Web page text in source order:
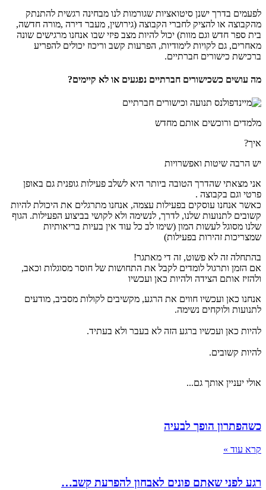
לפעמים בדרך ישנן סיטואציות שגורמות לנו מבחינה רגשית להתנתק
מהקבוצה או להציק לחברי הקבוצה (גירושין, מעבר דירה ,מורה חדשה,
בית ספר חדש וגם מוות) יכול להיות מצב פיזי שבו אנחנו מרגישים שונה
מאחרים, גם לקויות לימודיות, הפרעות קשב וריכוז יכולים להפריע
ברכישת כישורים חברתיים.
מה עושים כשכישורים חברתיים נפגעים או לא קיימים?
מלמדים ורוכשים אותם מחדש
איך?
יש הרבה שיטות ואפשרויות
אני מצאתי שהדרך הטובה ביותר היא לשלב פעילות גופנית גם באופן
פרטי וגם בקבוצה .
כאשר אנחנו עוסקים בפעילות עצמה, אנחנו מתרגלים את היכולת להיות
קשובים לתנועות שלנו, לדרך, לנשימה ולא לקושי בביצוע הפעילות. הגוף
שלנו מסוגל לעשות המון (שימו לב כל עוד אין בעיות בריאותיות
שמצריכות זהירות בפעילות)
בהתחלה זה לא פשוט, זה די מאתגר!
אם הזמן ותרגול לומדים לקבל את התחושות של חוסר מסוגלות וכאב,
ולהזיז אותם הצידה ולהיות כאן ועכשיו
אנחנו כאן ועכשיו חווים את הרגע, מקשיבים לקולות מסביב, מודעים
לתנועות ולוקחים נשימה.
להיות כאן ועכשיו ברגע הזה לא בעבר ולא בעתיד.
להיות קשובים.
אולי יעניין אותך גם...
כשהפתרון הופך לבעיה
קרא עוד »
רגע לפני שאתם פונים לאבחון להפרעת קשב…